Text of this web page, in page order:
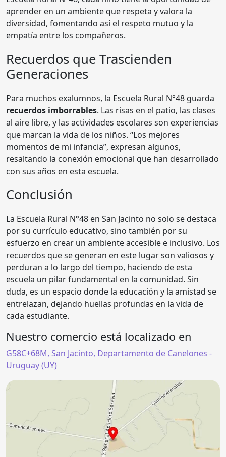
aprender en un ambiente que respeta y valora la
diversidad, fomentando así el respeto mutuo y la
empatía entre los compañeros.
Recuerdos que Trascienden
Generaciones
Para muchos exalumnos, la Escuela Rural N°48 guarda
recuerdos imborrables. Las risas en el patio, las clases
al aire libre, y las actividades escolares son experiencias
que marcan la vida de los niños. “Los mejores
momentos de mi infancia”, expresan algunos,
resaltando la conexión emocional que han desarrollado
con sus años en esta escuela.
Conclusión
La Escuela Rural N°48 en San Jacinto no solo se destaca
por su currículo educativo, sino también por su
esfuerzo en crear un ambiente accesible e inclusivo. Los
recuerdos que se generan en este lugar son valiosos y
perduran a lo largo del tiempo, haciendo de esta
escuela un pilar fundamental en la comunidad. Sin
duda, es un espacio donde la educación y la amistad se
entrelazan, dejando huellas profundas en la vida de
cada estudiante.
Nuestro comercio está localizado en
G58C+68M, San Jacinto, Departamento de Canelones -
Uruguay (UY)